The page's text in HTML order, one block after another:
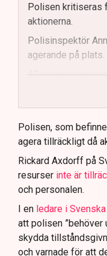
Polisen kritiseras
aktionerna.
Polisinspektör
agerande på plats.
40 personer
brottsmisstankar
Polisen använder
för att
Samtidigt är
att navigera
Polisen, som
agera tillräckligt då
Rickard Axdorff på
resurser inte är
och personalen.
I en ledare i
att polisen
skydda
och varnade för att